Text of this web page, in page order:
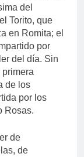
del
Torito, que
en Romita; el
por
del día. Sin
de los
por los
Rosas.
de
de